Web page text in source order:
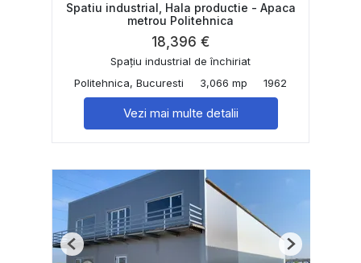
Spatiu industrial, Hala productie - Apaca
metrou Politehnica
18,396 €
Spațiu industrial de închiriat
Politehnica, Bucuresti
3,066 mp 1962
Vezi mai multe detalii
Previous Next